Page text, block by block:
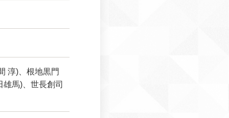
淳)、根地黒門
馬)、世長創司